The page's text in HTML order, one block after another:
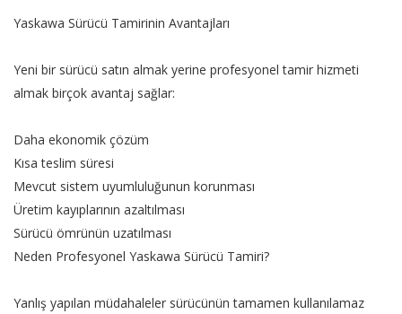
Yaskawa Sürücü Tamirinin Avantajları
Yeni bir sürücü satın almak yerine profesyonel tamir hizmeti
almak birçok avantaj sağlar:
Daha ekonomik çözüm
Kısa teslim süresi
Mevcut sistem uyumluluğunun korunması
Üretim kayıplarının azaltılması
Sürücü ömrünün uzatılması
Neden Profesyonel Yaskawa Sürücü Tamiri?
Yanlış yapılan müdahaleler sürücünün tamamen kullanılamaz